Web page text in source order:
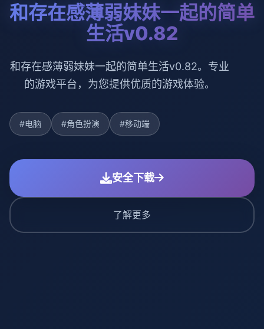
和存在感薄弱妹妹一起的简单
生活v0.82
和存在感薄弱妹妹一起的简单生活v0.82。专业
的游戏平台，为您提供优质的游戏体验。
#电脑 #角色扮演 #移动端
安全下载
了解更多